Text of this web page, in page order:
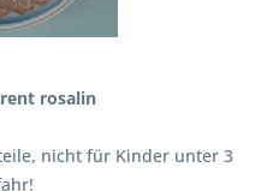
rosalin
nicht für Kinder unter 3